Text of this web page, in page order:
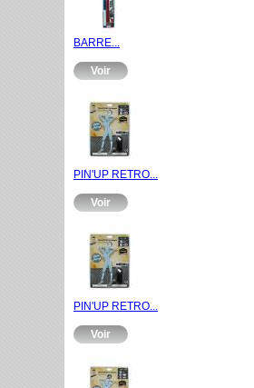
BARRE...
Voir
PIN'UP RETRO...
Voir
PIN'UP RETRO...
Voir